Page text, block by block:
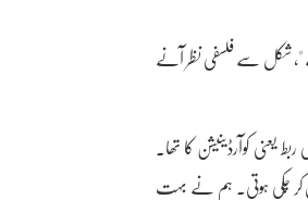
"، شکل سے فلسفی نظر آنے
یعنی کوآرڈینیشن کا تھا۔
ڈس کر چُکی ہوتی۔ ہم نے بہت